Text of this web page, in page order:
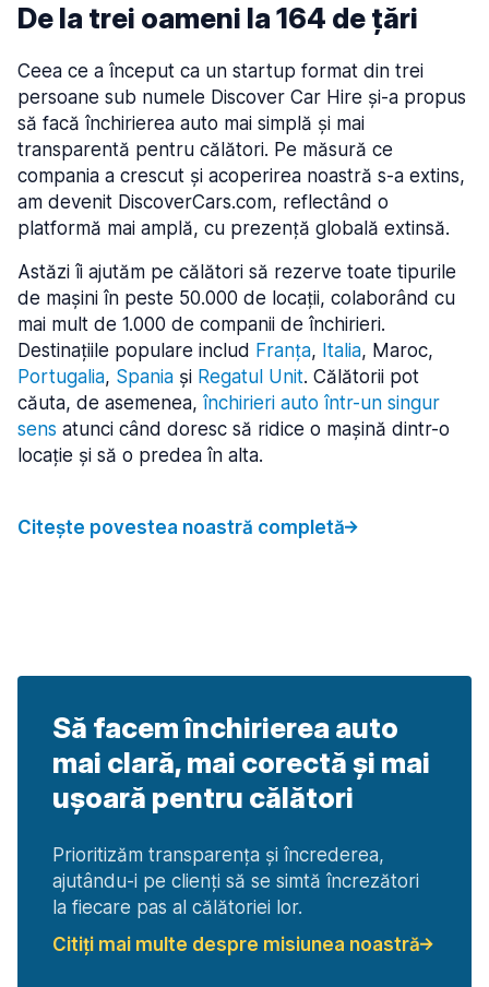
De la trei oameni la 164 de țări
Ceea ce a început ca un startup format din trei
persoane sub numele Discover Car Hire și-a propus
să facă închirierea auto mai simplă și mai
transparentă pentru călători. Pe măsură ce
compania a crescut și acoperirea noastră s-a extins,
am devenit DiscoverCars.com, reflectând o
platformă mai amplă, cu prezență globală extinsă.
Astăzi îi ajutăm pe călători să rezerve toate tipurile
de mașini în peste 50.000 de locații, colaborând cu
mai mult de 1.000 de companii de închirieri.
Destinațiile populare includ Franța, Italia, Maroc,
Portugalia, Spania și Regatul Unit. Călătorii pot
căuta, de asemenea, închirieri auto într-un singur
sens atunci când doresc să ridice o mașină dintr-o
locație și să o predea în alta.
Citește povestea noastră completă
Să facem închirierea auto
mai clară, mai corectă și mai
ușoară pentru călători
Prioritizăm transparența și încrederea,
ajutându-i pe clienți să se simtă încrezători
la fiecare pas al călătoriei lor.
Citiți mai multe despre misiunea noastră